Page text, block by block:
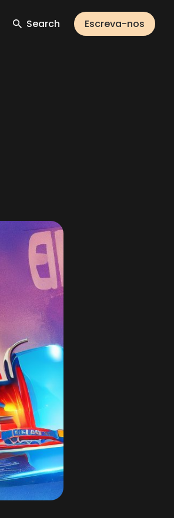
Search Escreva-nos